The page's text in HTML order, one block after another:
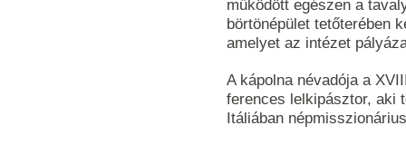
működött egészen a
börtönépület tetőterében
amelyet az intézet
A kápolna névadója a
ferences lelkipásztor, aki
Itáliában